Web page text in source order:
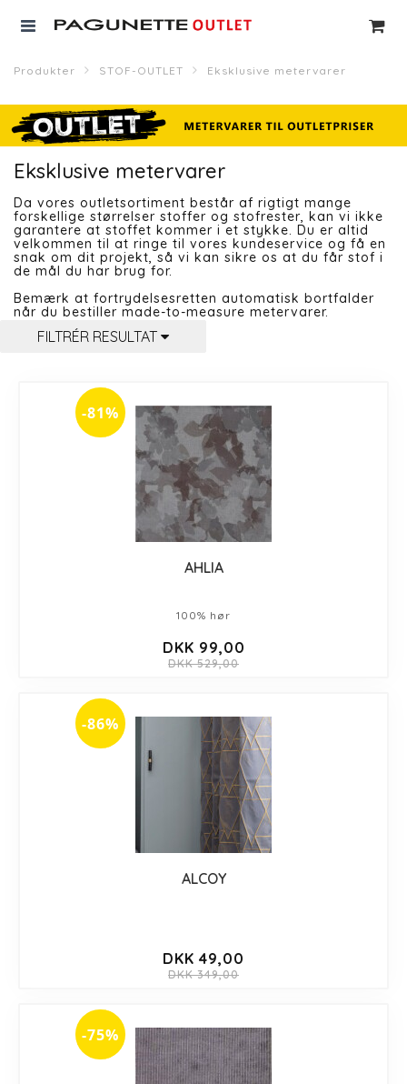
Produkter STOF-OUTLET Eksklusive metervarer
Eksklusive metervarer
Da vores outletsortiment består af rigtigt mange
forskellige størrelser stoffer og stofrester, kan vi ikke
garantere at stoffet kommer i et stykke. Du er altid
velkommen til at ringe til vores kundeservice og få en
snak om dit projekt, så vi kan sikre os at du får stof i
de mål du har brug for.
Bemærk at fortrydelsesretten automatisk bortfalder
når du bestiller made-to-measure metervarer.
FILTRÉR RESULTAT
-81%
AHLIA
100% hør
DKK 99,00
DKK 529,00
-86%
ALCOY
DKK 49,00
DKK 349,00
-75%